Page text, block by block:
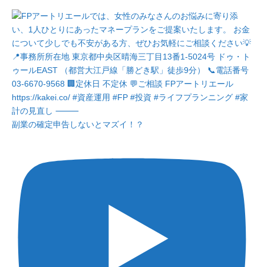
副業の確定申告しないとマズイ！？